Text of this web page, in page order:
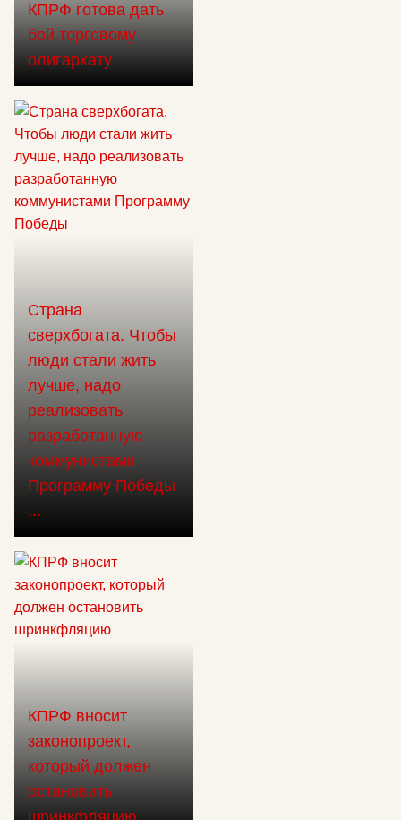
КПРФ готова дать
бой торговому
олигархату
Страна
сверхбогата. Чтобы
люди стали жить
лучше, надо
реализовать
разработанную
коммунистами
Программу Победы
...
КПРФ вносит
законопроект,
который должен
остановить